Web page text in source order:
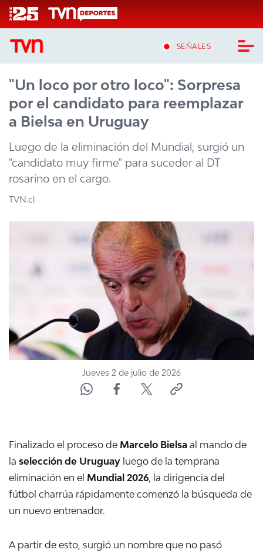
Click acá para ir directamente al contenido
SEÑALES
CASTING MASTERCHEF CHILE
CASTING TVN VERTICAL
TVN VERTICAL
TVN PLAY
PROGRAMAS
TELESERIES
ACTUALIDAD Y TENDENCIAS
CORPORATIVO Y TRANSPARENCIA
CANAL DE DENUNCIAS
ÁREA DE PROYECTOS
"Un loco por otro loco": Sorpresa
por el candidato para reemplazar
a Bielsa en Uruguay
Luego de la eliminación del Mundial, surgió un
"candidato muy firme" para suceder al DT
rosarino en el cargo.
TVN.cl
Jueves 2 de julio de 2026
Finalizado el proceso de Marcelo Bielsa al mando de
la selección de Uruguay luego de la temprana
eliminación en el Mundial 2026, la dirigencia del
fútbol charrúa rápidamente comenzó la búsqueda de
un nuevo entrenador.
A partir de esto, surgió un nombre que no pasó